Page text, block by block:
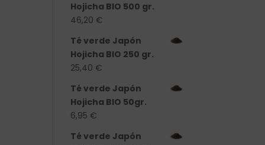
Hojicha BIO 500 gr.
46,20 €
Té verde Japón
Hojicha BIO 250 gr.
25,40 €
Té verde Japón
Hojicha BIO 50gr.
6,95 €
Té verde Japón